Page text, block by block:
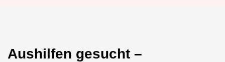
Aushilfen gesucht –